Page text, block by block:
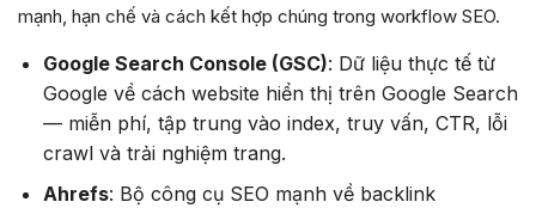
mạnh, hạn chế và cách kết hợp chúng trong workflow SEO.
Google Search Console (GSC): Dữ liệu thực tế từ
Google về cách website hiển thị trên Google Search
— miễn phí, tập trung vào index, truy vấn, CTR, lỗi
crawl và trải nghiệm trang.
Ahrefs: Bộ công cụ SEO mạnh về backlink